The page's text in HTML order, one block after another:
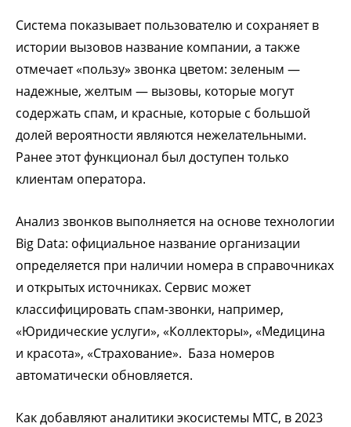
Система показывает пользователю и сохраняет в
истории вызовов название компании, а также
отмечает «пользу» звонка цветом: зеленым —
надежные, желтым — вызовы, которые могут
содержать спам, и красные, которые с большой
долей вероятности являются нежелательными.
Ранее этот функционал был доступен только
клиентам оператора.
Анализ звонков выполняется на основе технологии
Big Data: официальное название организации
определяется при наличии номера в справочниках
и открытых источниках. Сервис может
классифицировать спам-звонки, например,
«Юридические услуги», «Коллекторы», «Медицина
и красота», «Страхование». База номеров
автоматически обновляется.
Как добавляют аналитики экосистемы МТС, в 2023